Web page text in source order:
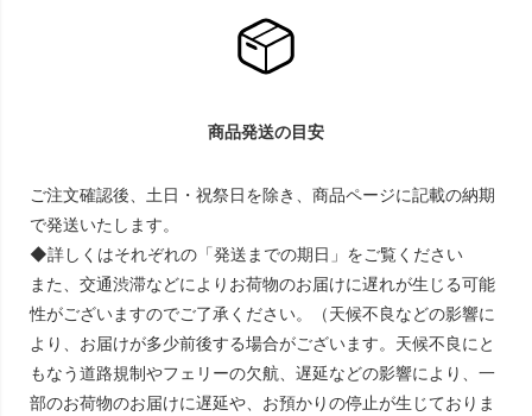
商品発送の目安
ご注文確認後、土日・祝祭日を除き、商品ページに記載の納期
で発送いたします。
◆詳しくはそれぞれの「発送までの期日」をご覧ください
また、交通渋滞などによりお荷物のお届けに遅れが生じる可能
性がございますのでご了承ください。（天候不良などの影響に
より、お届けが多少前後する場合がございます。天候不良にと
もなう道路規制やフェリーの欠航、遅延などの影響により、一
部のお荷物のお届けに遅延や、お預かりの停止が生じておりま